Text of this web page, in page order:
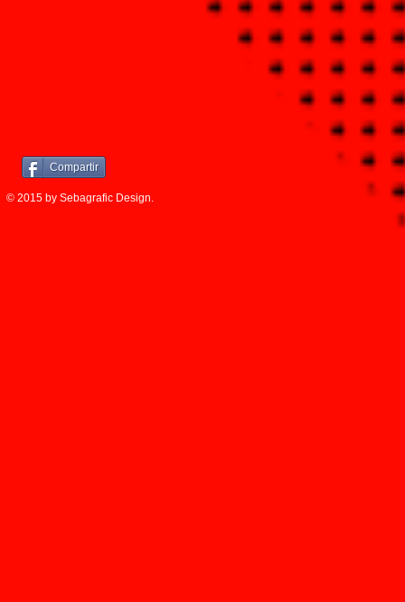
Compartir
© 2015 by Sebagrafic Design.